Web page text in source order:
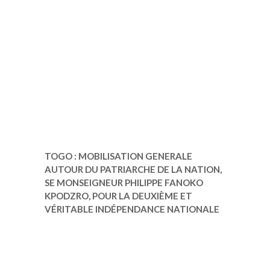
TOGO : MOBILISATION GENERALE
AUTOUR DU PATRIARCHE DE LA NATION,
SE MONSEIGNEUR PHILIPPE FANOKO
KPODZRO, POUR LA DEUXIÈME ET
VÉRITABLE INDÉPENDANCE NATIONALE